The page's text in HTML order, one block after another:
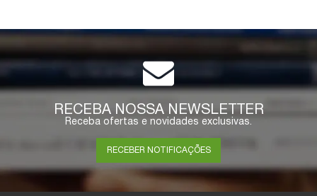
RECEBA NOSSA NEWSLETTER
Receba ofertas e novidades exclusivas.
RECEBER NOTIFICAÇÕES